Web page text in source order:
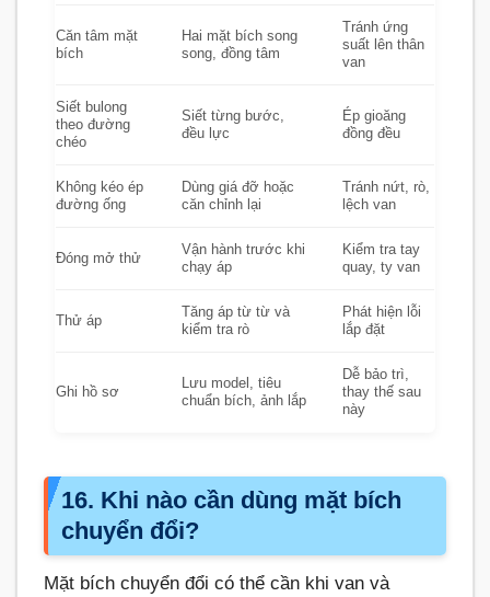
Căn tâm mặt
bích
Hai mặt bích song
song, đồng tâm
Tránh ứng
suất lên thân
van
Siết bulong
theo đường
chéo
Siết từng bước,
đều lực
Ép gioăng
đồng đều
Không kéo ép
đường ống
Dùng giá đỡ hoặc
căn chỉnh lại
Tránh nứt, rò,
lệch van
Đóng mở thử
Vận hành trước khi
chạy áp
Kiểm tra tay
quay, ty van
Thử áp
Tăng áp từ từ và
kiểm tra rò
Phát hiện lỗi
lắp đặt
Ghi hồ sơ
Lưu model, tiêu
chuẩn bích, ảnh lắp
Dễ bảo trì,
thay thế sau
này
16. Khi nào cần dùng mặt bích
chuyển đổi?
Mặt bích chuyển đổi có thể cần khi van và